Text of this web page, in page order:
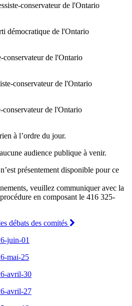
conservateur de l'Ontario
démocratique de l'Ontario
conservateur de l'Ontario
conservateur de l'Ontario
conservateur de l'Ontario
à l’ordre du jour.
audience publique à venir.
présentement disponible pour ce
veuillez communiquer avec la
en composant le 416 325-
débats des comités
juin-01
mai-25
avril-30
avril-27